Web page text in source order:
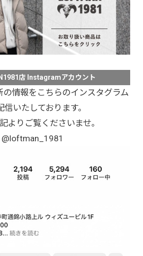
店 Instagramアカウント
の情報をこちらのインスタグラム
信いたしております。
よりご覧くださいませ。
@loftman_1981